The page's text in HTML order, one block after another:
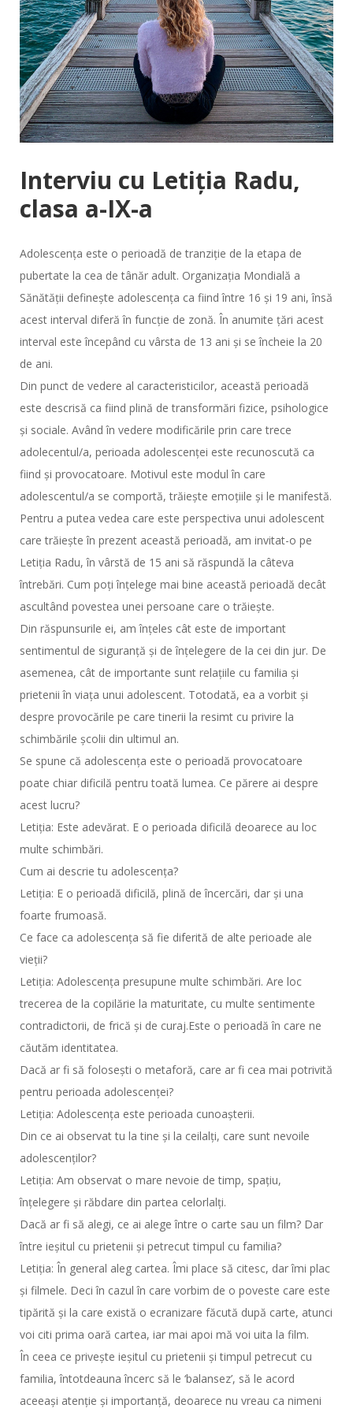
Interviu cu Letiția Radu,
clasa a-IX-a
Adolescența este o perioadă de tranziție de la etapa de
pubertate la cea de tânăr adult. Organizația Mondială a
Sănătății definește adolescența ca fiind între 16 și 19 ani, însă
acest interval diferă în funcție de zonă. În anumite țări acest
interval este începând cu vârsta de 13 ani și se încheie la 20
de ani.
Din punct de vedere al caracteristicilor, această perioadă
este descrisă ca fiind plină de transformări fizice, psihologice
și sociale. Având în vedere modificările prin care trece
adolecentul/a, perioada adolescenței este recunoscută ca
fiind și provocatoare. Motivul este modul în care
adolescentul/a se comportă, trăiește emoțiile și le manifestă.
Pentru a putea vedea care este perspectiva unui adolescent
care trăiește în prezent această perioadă, am invitat-o pe
Letiția Radu, în vârstă de 15 ani să răspundă la câteva
întrebări. Cum poți înțelege mai bine această perioadă decât
ascultând povestea unei persoane care o trăiește.
Din răspunsurile ei, am înțeles cât este de important
sentimentul de siguranță și de înțelegere de la cei din jur. De
asemenea, cât de importante sunt relațiile cu familia și
prietenii în viața unui adolescent. Totodată, ea a vorbit și
despre provocările pe care tinerii la resimt cu privire la
schimbările școlii din ultimul an.
Se spune că adolescența este o perioadă provocatoare
poate chiar dificilă pentru toată lumea. Ce părere ai despre
acest lucru?
Letiția: Este adevărat. E o perioada dificilă deoarece au loc
multe schimbări.
Cum ai descrie tu adolescența?
Letiția: E o perioadă dificilă, plină de încercări, dar și una
foarte frumoasă.
Ce face ca adolescența să fie diferită de alte perioade ale
vieții?
Letiția: Adolescența presupune multe schimbări. Are loc
trecerea de la copilărie la maturitate, cu multe sentimente
contradictorii, de frică și de curaj.Este o perioadă în care ne
căutăm identitatea.
Dacă ar fi să folosești o metaforă, care ar fi cea mai potrivită
pentru perioada adolescenței?
Letiția: Adolescența este perioada cunoașterii.
Din ce ai observat tu la tine și la ceilalți, care sunt nevoile
adolescenților?
Letiția: Am observat o mare nevoie de timp, spațiu,
înțelegere și răbdare din partea celorlalți.
Dacă ar fi să alegi, ce ai alege între o carte sau un film? Dar
între ieșitul cu prietenii și petrecut timpul cu familia?
Letiția: În general aleg cartea. Îmi place să citesc, dar îmi plac
și filmele. Deci în cazul în care vorbim de o poveste care este
tipărită și la care există o ecranizare făcută după carte, atunci
voi citi prima oară cartea, iar mai apoi mă voi uita la film.
În ceea ce privește ieșitul cu prietenii și timpul petrecut cu
familia, întotdeauna încerc să le ‘balansez’, să le acord
aceeași atenție și importanță, deoarece nu vreau ca nimeni